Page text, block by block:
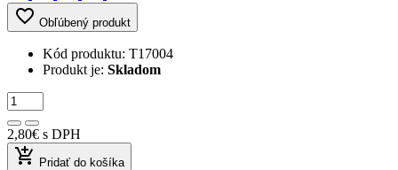
favorite_border Obľúbený produkt
Kód produktu: T17004
Produkt je: Skladom
2,80€ s DPH
add_shopping_cart Pridať do košíka